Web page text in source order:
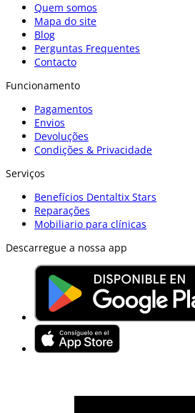
Quem somos
Mapa do site
Blog
Perguntas Frequentes
Contacto
Funcionamento
Pagamentos
Envios
Devoluções
Condições & Privacidade
Serviços
Benefícios Dentaltix Stars
Reparações
Mobiliario para clínicas
Descarregue a nossa app